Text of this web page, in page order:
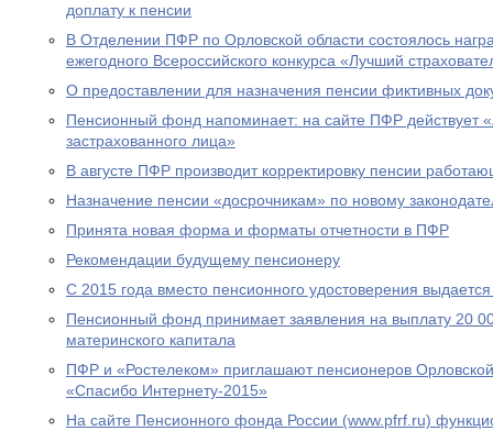
доплату к пенсии
В Отделении ПФР по Орловской области состоялось
ежегодного Всероссийского конкурса «Лучший
О предоставлении для назначения пенсии фиктивных
Пенсионный фонд напоминает: на сайте ПФР действует
застрахованного лица»
В августе ПФР производит корректировку пенсии
Назначение пенсии «досрочникам» по новому
Принята новая форма и форматы отчетности в ПФР
Рекомендации будущему пенсионеру
С 2015 года вместо пенсионного удостоверения выдается
Пенсионный фонд принимает заявления на выплату 20
материнского капитала
ПФР и «Ростелеком» приглашают пенсионеров Орловской
«Спасибо Интернету-2015»
На сайте Пенсионного фонда России (www.pfrf.ru)